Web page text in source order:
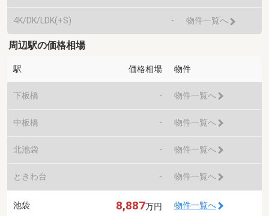
4K/DK/LDK(+S) - 物件一覧へ
周辺駅の価格相場
駅 価格相場 物件
下板橋 - 物件一覧へ
中板橋 - 物件一覧へ
北池袋 - 物件一覧へ
ときわ台 - 物件一覧へ
池袋 8,887万円 物件一覧へ